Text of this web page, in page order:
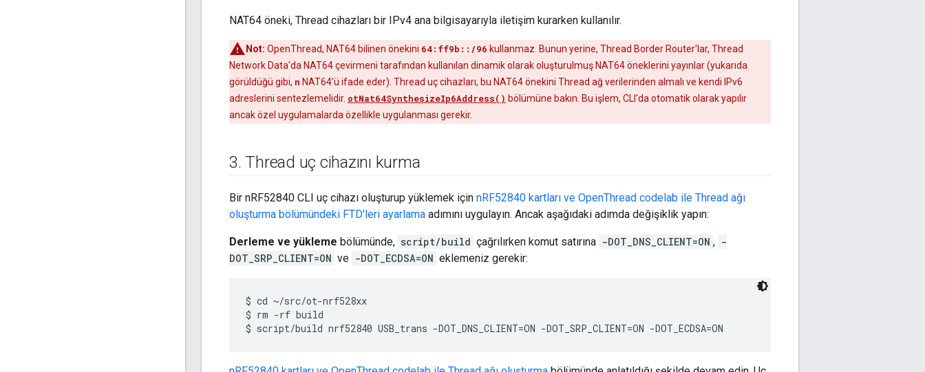
NAT64 öneki, Thread cihazları bir IPv4 ana bilgisayarıyla iletişim kurarken kullanılır.
Not: OpenThread, NAT64 bilinen önekini 64:ff9b::/96 kullanmaz. Bunun yerine, Thread Border Router'lar, Thread
Network Data'da NAT64 çevirmeni tarafından kullanılan dinamik olarak oluşturulmuş NAT64 öneklerini yayınlar (yukarıda
görüldüğü gibi, n NAT64'ü ifade eder). Thread uç cihazları, bu NAT64 önekini Thread ağ verilerinden almalı ve kendi IPv6
adreslerini sentezlemelidir. otNat64SynthesizeIp6Address() bölümüne bakın. Bu işlem, CLI'da otomatik olarak yapılır
ancak özel uygulamalarda özellikle uygulanması gerekir.
3. Thread uç cihazını kurma
Bir nRF52840 CLI uç cihazı oluşturup yüklemek için nRF52840 kartları ve OpenThread codelab ile Thread ağı
oluşturma bölümündeki FTD'leri ayarlama adımını uygulayın. Ancak aşağıdaki adımda değişiklik yapın:
Derleme ve yükleme bölümünde, script/build çağrılırken komut satırına -DOT_DNS_CLIENT=ON , -
DOT_SRP_CLIENT=ON ve -DOT_ECDSA=ON eklemeniz gerekir:
$ cd ~/src/ot-nrf528xx
$ rm -rf build